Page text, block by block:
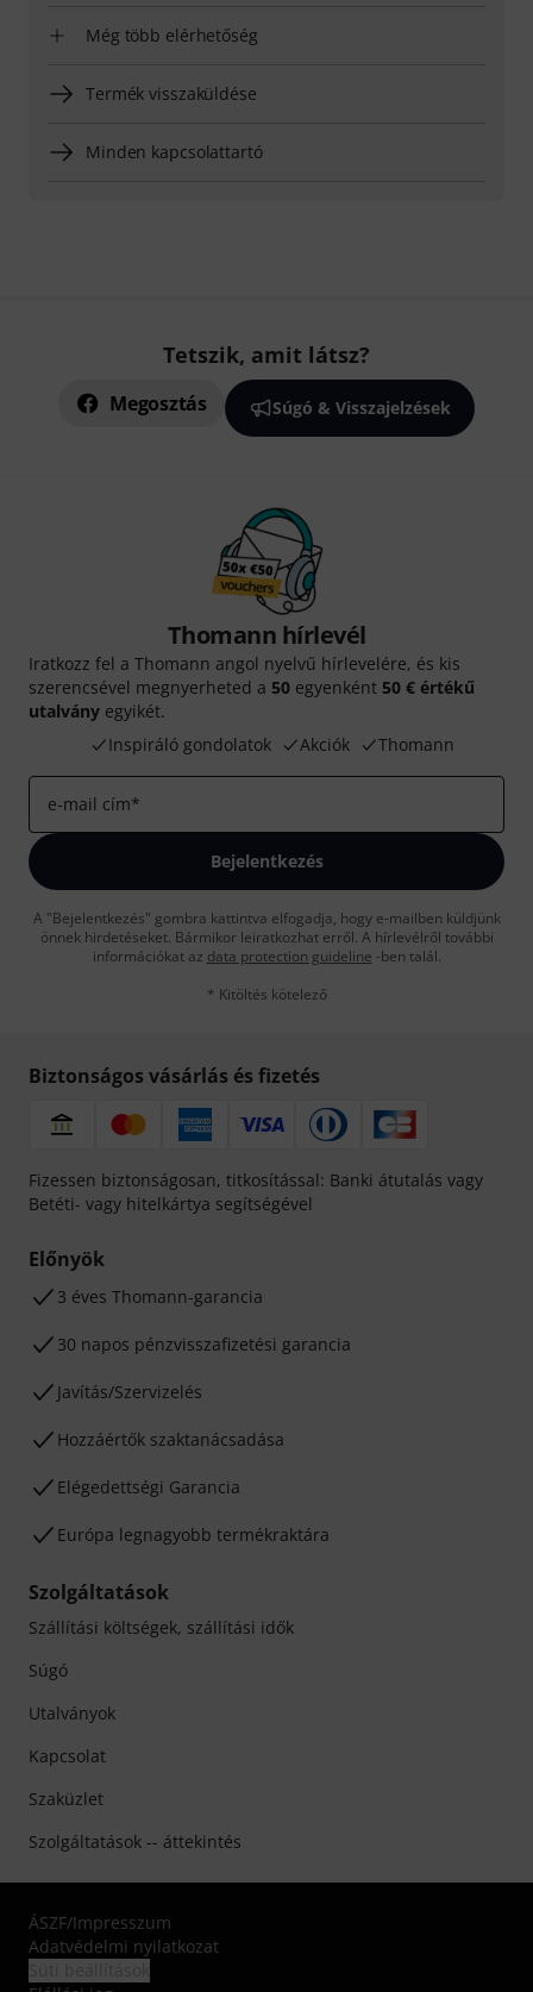
Még több elérhetőség
Termék visszaküldése
Minden kapcsolattartó
Tetszik, amit látsz?
Megosztás Súgó & Visszajelzések
Thomann hírlevél
Iratkozz fel a Thomann angol nyelvű hírlevelére, és kis
szerencsével megnyerheted a 50 egyenként 50 € értékű
utalvány egyikét.
Inspiráló gondolatok
Akciók Thomann
e-mail cím*
Bejelentkezés
A "Bejelentkezés" gombra kattintva elfogadja, hogy e-mailben küldjünk
önnek hirdetéseket. Bármikor leiratkozhat erről. A hírlevélről további
információkat az data protection guideline -ben talál.
* Kitöltés kötelező
Biztonságos vásárlás és fizetés
Fizessen biztonságosan, titkosítással: Banki átutalás vagy
Betéti- vagy hitelkártya segítségével
Előnyök
3 éves Thomann-garancia
30 napos pénzvisszafizetési garancia
Javítás/Szervizelés
Hozzáértők szaktanácsadása
Elégedettségi Garancia
Európa legnagyobb termékraktára
Szolgáltatások
Szállítási költségek, szállítási idők
Súgó
Utalványok
Kapcsolat
Szaküzlet
Szolgáltatások -- áttekintés
ÁSZF/Impresszum
Adatvédelmi nyilatkozat